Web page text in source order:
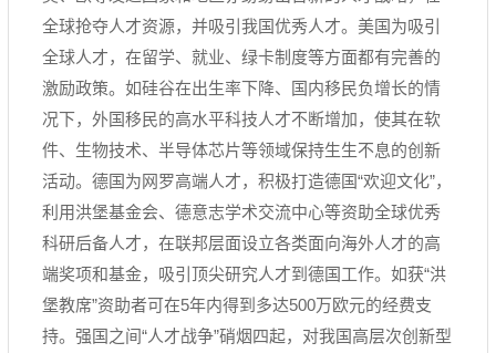
全球抢夺人才资源，并吸引我国优秀人才。美国为吸引
全球人才，在留学、就业、绿卡制度等方面都有完善的
激励政策。如硅谷在出生率下降、国内移民负增长的情
况下，外国移民的高水平科技人才不断增加，使其在软
件、生物技术、半导体芯片等领域保持生生不息的创新
活动。德国为网罗高端人才，积极打造德国“欢迎文化”，
利用洪堡基金会、德意志学术交流中心等资助全球优秀
科研后备人才，在联邦层面设立各类面向海外人才的高
端奖项和基金，吸引顶尖研究人才到德国工作。如获“洪
堡教席”资助者可在5年内得到多达500万欧元的经费支
持。强国之间“人才战争”硝烟四起，对我国高层次创新型